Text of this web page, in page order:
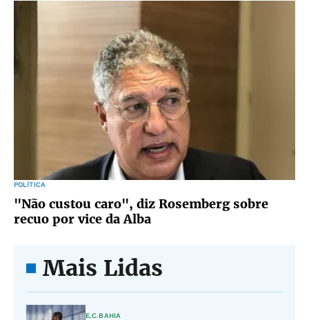
POLÍTICA
"Não custou caro", diz Rosemberg sobre
recuo por vice da Alba
Mais Lidas
E.C.BAHIA